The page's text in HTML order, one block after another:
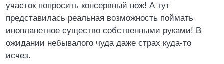
участок попросить консервный нож! А тут
представилась реальная возможность поймать
инопланетное существо собственными руками! В
ожидании небывалого чуда даже страх куда-то
исчез.